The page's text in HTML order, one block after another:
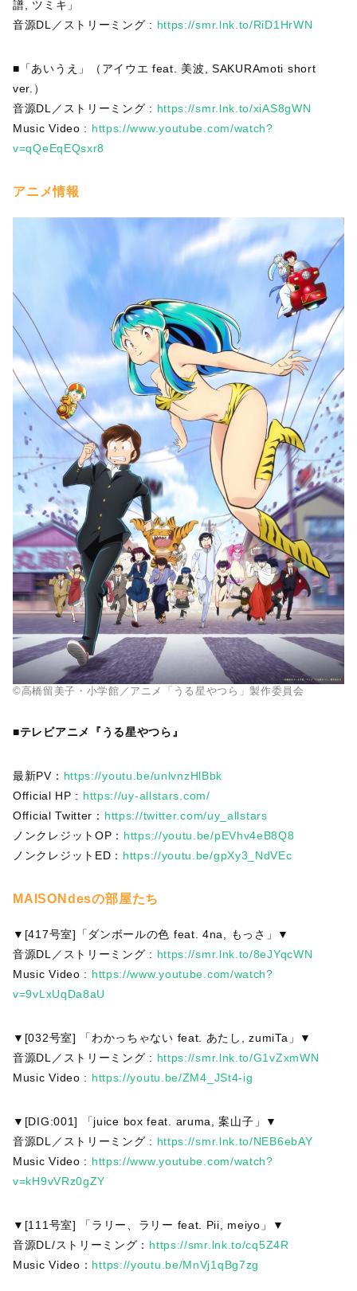
譜, ツミキ」
音源DL／ストリーミング : https://smr.lnk.to/RiD1HrWN
■「あいうえ」（アイウエ feat. 美波, SAKURAmoti short
ver.）
音源DL／ストリーミング : https://smr.lnk.to/xiAS8gWN
Music Video : https://www.youtube.com/watch?
v=qQeEqEQsxr8
アニメ情報
©高橋留美子・小学館／アニメ「うる星やつら」製作委員会
■テレビアニメ『うる星やつら』
最新PV： https://youtu.be/unlvnzHlBbk
Official HP : https://uy-allstars.com/
Official Twitter： https://twitter.com/uy_allstars
ノンクレジットOP： https://youtu.be/pEVhv4eB8Q8
ノンクレジットED： https://youtu.be/gpXy3_NdVEc
MAISONdesの部屋たち
▼[417号室]「ダンボールの色 feat. 4na, もっさ」▼
音源DL／ストリーミング : https://smr.lnk.to/8eJYqcWN
Music Video : https://www.youtube.com/watch?
v=9vLxUqDa8aU
▼[032号室] 「わかっちゃない feat. あたし, zumiTa」▼
音源DL／ストリーミング : https://smr.lnk.to/G1vZxmWN
Music Video : https://youtu.be/ZM4_JSt4-ig
▼[DIG:001] 「juice box feat. aruma, 案山子」▼
音源DL／ストリーミング : https://smr.lnk.to/NEB6ebAY
Music Video : https://www.youtube.com/watch?
v=kH9vVRz0gZY
▼[111号室] 「ラリー、ラリー feat. Pii, meiyo」▼
音源DL/ストリーミング： https://smr.lnk.to/cq5Z4R
Music Video： https://youtu.be/MnVj1qBg7zg